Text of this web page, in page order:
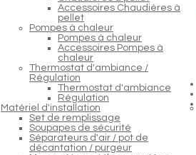
Accessoires Chaudières à
pellet
Pompes à chaleur
Pompes à chaleur
Accessoires Pompes à
chaleur
Thermostat d'ambiance /
Régulation
Thermostat d'ambiance
Régulation
Matériel d'installation
Set de remplissage
Soupapes de sécurité
Séparateurs d'air / pot de
décantation / purgeur